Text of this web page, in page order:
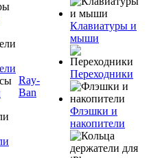
Ray-
Ban
Клавиатуры и
мыши
Переходники
Флэшки и
накопители